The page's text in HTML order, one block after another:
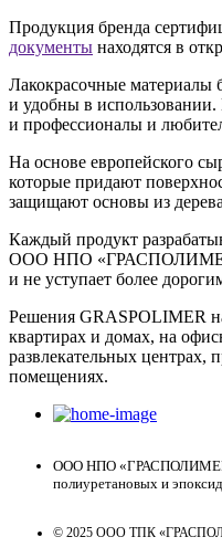
Продукция бренда
документы находятся в
Лакокрасочные материалы
и удобны в
и профессионалы и
На основе европейского
которые придают
защищают основы из
Каждый продукт
ООО НПО «ГРАСПОЛИМЕР».
и не уступает более
Решения GRASPOLIMER
квартирах и домах, на
развлекательных
помещениях.
ООО НПО
полиуретановых и
© 2025 ООО ТПК